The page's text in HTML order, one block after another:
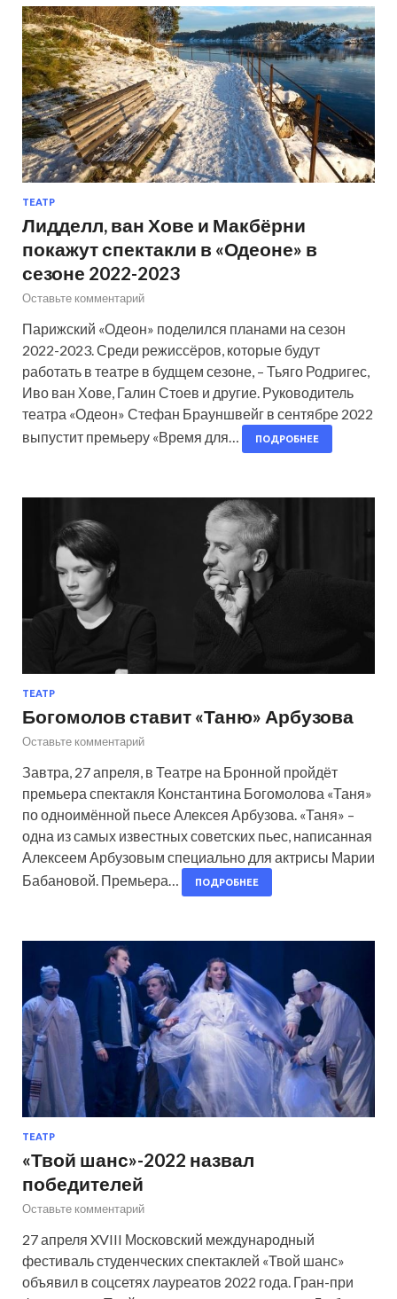
ТЕАТР
Лидделл, ван Хове и Макбёрни
покажут спектакли в «Одеоне» в
сезоне 2022-2023
Оставьте комментарий
Парижский «Одеон» поделился планами на сезон
2022-2023. Среди режиссёров, которые будут
работать в театре в будщем сезоне, – Тьяго Родригес,
Иво ван Хове, Галин Стоев и другие. Руководитель
театра «Одеон» Стефан Брауншвейг в сентябре 2022
выпустит премьеру «Время для…
ПОДРОБНЕЕ
ТЕАТР
Богомолов ставит «Таню» Арбузова
Оставьте комментарий
Завтра, 27 апреля, в Театре на Бронной пройдёт
премьера спектакля Константина Богомолова «Таня»
по одноимённой пьесе Алексея Арбузова. «Таня» –
одна из самых известных советских пьес, написанная
Алексеем Арбузовым специально для актрисы Марии
Бабановой. Премьера…
ПОДРОБНЕЕ
ТЕАТР
«Твой шанс»-2022 назвал
победителей
Оставьте комментарий
27 апреля XVIII Московский международный
фестиваль студенческих спектаклей «Твой шанс»
объявил в соцсетях лауреатов 2022 года. Гран-при